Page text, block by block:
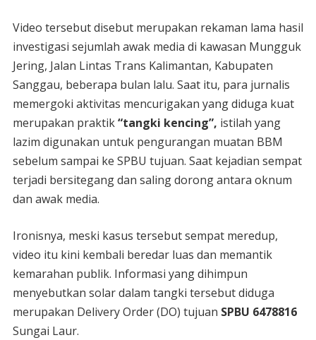
Video tersebut disebut merupakan rekaman lama hasil
investigasi sejumlah awak media di kawasan Mungguk
Jering, Jalan Lintas Trans Kalimantan, Kabupaten
Sanggau, beberapa bulan lalu. Saat itu, para jurnalis
memergoki aktivitas mencurigakan yang diduga kuat
merupakan praktik“tangki kencing”, istilah yang
lazim digunakan untuk pengurangan muatan BBM
sebelum sampai ke SPBU tujuan. Saat kejadian sempat
terjadi bersitegang dan saling dorong antara oknum
dan awak media.
Ironisnya, meski kasus tersebut sempat meredup,
video itu kini kembali beredar luas dan memantik
kemarahan publik. Informasi yang dihimpun
menyebutkan solar dalam tangki tersebut diduga
merupakan Delivery Order (DO) tujuan SPBU 6478816
Sungai Laur.